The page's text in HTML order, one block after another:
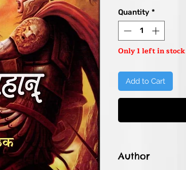
Quantity *
Only 1 left in stock
Add to Cart
Author